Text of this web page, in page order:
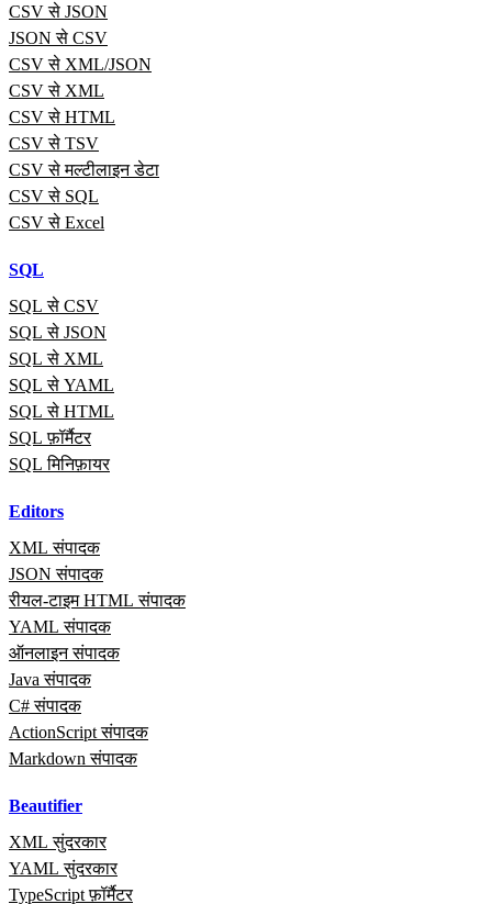
CSV से JSON
JSON से CSV
CSV से XML/JSON
CSV से XML
CSV से HTML
CSV से TSV
CSV से मल्टीलाइन डेटा
CSV से SQL
CSV से Excel
SQL
SQL से CSV
SQL से JSON
SQL से XML
SQL से YAML
SQL से HTML
SQL फ़ॉर्मैटर
SQL मिनिफ़ायर
Editors
XML संपादक
JSON संपादक
रीयल‑टाइम HTML संपादक
YAML संपादक
ऑनलाइन संपादक
Java संपादक
C# संपादक
ActionScript संपादक
Markdown संपादक
Beautifier
XML सुंदरकार
YAML सुंदरकार
TypeScript फ़ॉर्मैटर